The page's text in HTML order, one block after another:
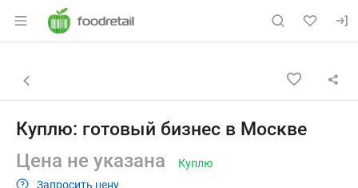
Раздел навигации по сайту
Объявление: Куплю: готовый
Навигация и управление объявлением
Назад к списку объявлений
Куплю: готовый бизнес в Москве
Цена не указана
Запросить цену
Куплю